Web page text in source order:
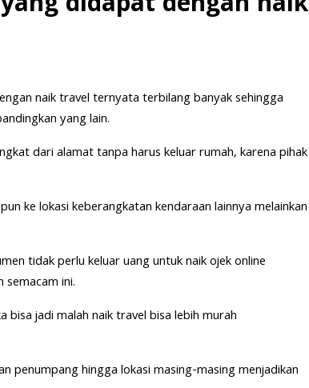
naik travel ternyata terbilang banyak sehingga
yang lain.
dari alamat tanpa harus keluar rumah, karena pihak
ke lokasi keberangkatan kendaraan lainnya melainkan
tidak perlu keluar uang untuk naik ojek online
ini.
bisa jadi malah naik travel bisa lebih murah
penumpang hingga lokasi masing-masing menjadikan